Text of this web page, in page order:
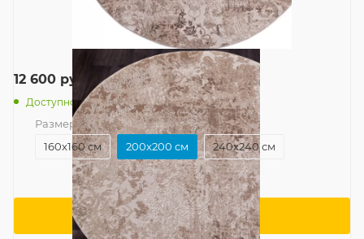
12 600 руб. /шт
Доступно: 1
Размер — 200x200 см
160x160 см
200x200 см 240x240 см
В корзину